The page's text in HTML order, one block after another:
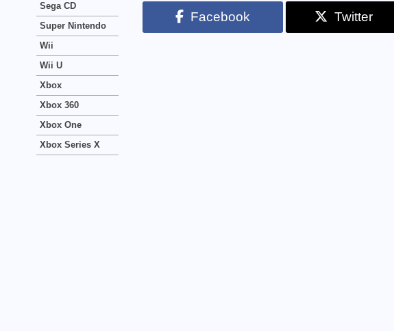
Facebook Twitter
Sega CD
Super Nintendo
Wii
Wii U
Xbox
Xbox 360
Xbox One
Xbox Series X